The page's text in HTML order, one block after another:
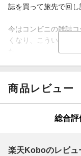
誌を買って旅先で回し
今はコンビニの雑誌
くなり、こういった
手の雑誌で、SNSの炎
商品レビュー
総合評
楽天Koboのレビュ